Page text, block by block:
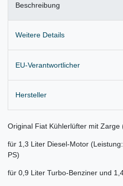
Beschreibung
Weitere Details
EU-Verantwortlicher
Hersteller
Original Fiat Kühlerlüfter mit Zarge
für 1,3 Liter Diesel-Motor
PS)
für 0,9 Liter Turbo-Benziner und